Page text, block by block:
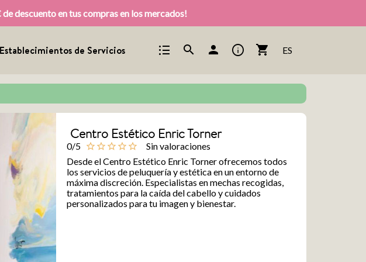
descuento en tus compras en los mercados!
Establecimientos de Servicios format_list_bulleted search person info shopping_cart ES
Centro Estético Enric Torner
0/5 star_outline star_outline star_outline star_outline star_outline
Sin valoraciones
Desde el Centro Estético Enric Torner ofrecemos todos
los servicios de peluquería y estética en un entorno de
máxima discreción. Especialistas en mechas recogidas,
tratamientos para la caída del cabello y cuidados
personalizados para tu imagen y bienestar.